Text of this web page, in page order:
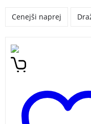
Cenejši naprej
S 1200 vprašanji in
odgovori igralci
širijo obzorja iz
športa, glasbe,
geografije, zgodovine,